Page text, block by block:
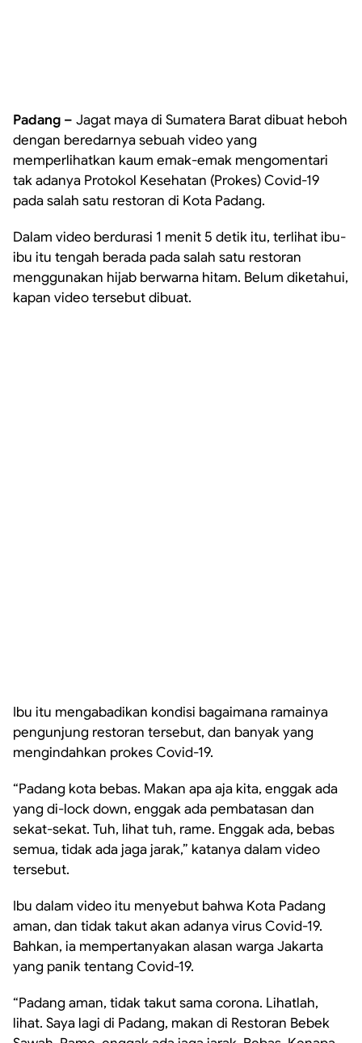
Padang – Jagat maya di Sumatera Barat dibuat heboh
dengan beredarnya sebuah video yang
memperlihatkan kaum emak-emak mengomentari
tak adanya Protokol Kesehatan (Prokes) Covid-19
pada salah satu restoran di Kota Padang.
Dalam video berdurasi 1 menit 5 detik itu, terlihat ibu-
ibu itu tengah berada pada salah satu restoran
menggunakan hijab berwarna hitam. Belum diketahui,
kapan video tersebut dibuat.
Ibu itu mengabadikan kondisi bagaimana ramainya
pengunjung restoran tersebut, dan banyak yang
mengindahkan prokes Covid-19.
“Padang kota bebas. Makan apa aja kita, enggak ada
yang di-lock down, enggak ada pembatasan dan
sekat-sekat. Tuh, lihat tuh, rame. Enggak ada, bebas
semua, tidak ada jaga jarak,” katanya dalam video
tersebut.
Ibu dalam video itu menyebut bahwa Kota Padang
aman, dan tidak takut akan adanya virus Covid-19.
Bahkan, ia mempertanyakan alasan warga Jakarta
yang panik tentang Covid-19.
“Padang aman, tidak takut sama corona. Lihatlah,
lihat. Saya lagi di Padang, makan di Restoran Bebek